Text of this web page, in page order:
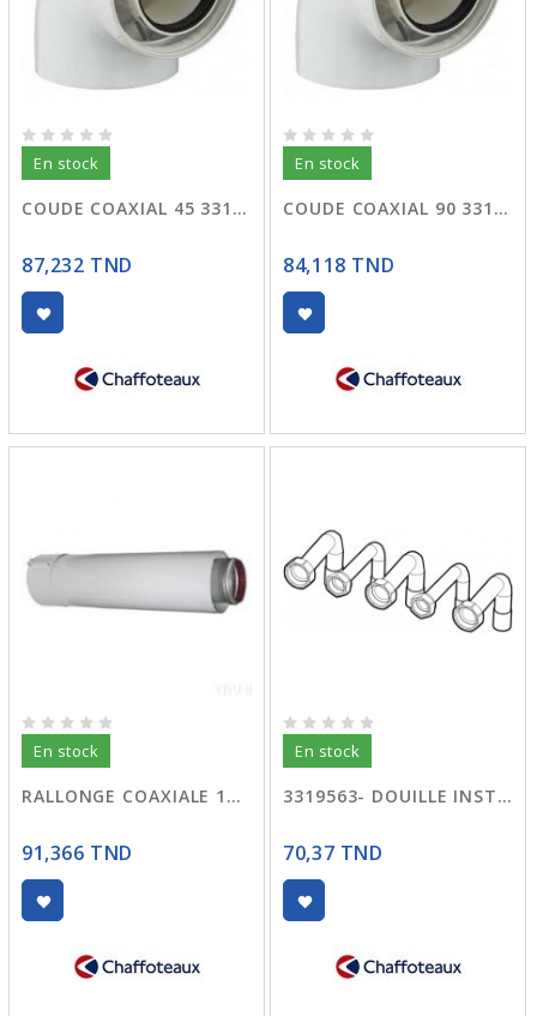
En stock
COUDE COAXIAL 45 3318004
87,232 TND
En stock
COUDE COAXIAL 90 3318003
84,118 TND
En stock
RALLONGE COAXIALE 1MT 3318005
91,366 TND
En stock
3319563- DOUILLE INSTALLATION ALIXIA-PIGMA
70,37 TND